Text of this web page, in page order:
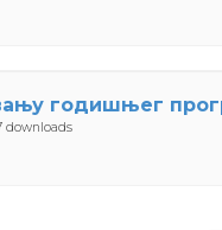
годишњег
downloads